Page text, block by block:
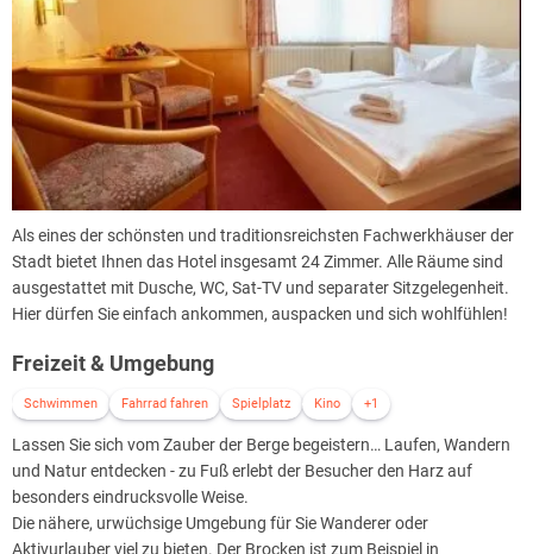
Als eines der schönsten und traditionsreichsten Fachwerkhäuser der
Stadt bietet Ihnen das Hotel insgesamt 24 Zimmer. Alle Räume sind
ausgestattet mit Dusche, WC, Sat-TV und separater Sitzgelegenheit.
Hier dürfen Sie einfach ankommen, auspacken und sich wohlfühlen!
Freizeit & Umgebung
Schwimmen Fahrrad fahren Spielplatz Kino +1
Lassen Sie sich vom Zauber der Berge begeistern… Laufen, Wandern
und Natur entdecken - zu Fuß erlebt der Besucher den Harz auf
besonders eindrucksvolle Weise.
Die nähere, urwüchsige Umgebung für Sie Wanderer oder
Aktivurlauber viel zu bieten. Der Brocken ist zum Beispiel in